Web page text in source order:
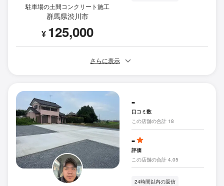
駐車場の土間コンクリート施工
群馬県渋川市
¥ 125,000
さらに表示
-
口コミ数
この店舗の合計 18
-
評価
この店舗の合計 4.05
24時間以内の返信